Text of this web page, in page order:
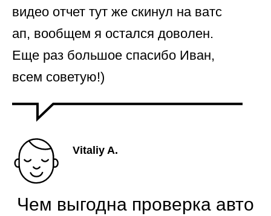
видео отчет тут же скинул на ватс
ап, вообщем я остался доволен.
Еще раз большое спасибо Иван,
всем советую!)
Vitaliy A.
Чем выгодна проверка авто